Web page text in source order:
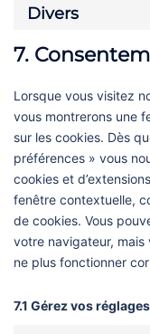
Divers
7.
Lorsque vous visitez
vous montrerons une
sur les cookies. Dès
préférences » vous
cookies et
fenêtre contextuelle,
de cookies. Vous
votre navigateur,
ne plus fonctionner
7.1 Gérez vos